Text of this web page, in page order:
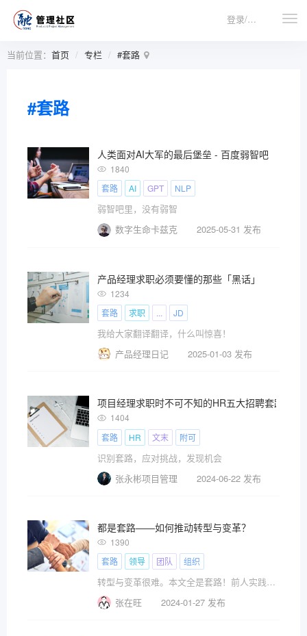
登录/注册
当前位置： 首页 专栏 #套路
#套路
人类面对AI大军的最后堡垒 - 百度弱智吧
1840
套路
AI GPT NLP
弱智吧里，没有弱智
数字生命卡兹克
2025-05-31 发布
产品经理求职必须要懂的那些「黑话」
1234
套路
求职 ... JD
我给大家翻译翻译，什么叫惊喜！
产品经理日记
2025-01-03 发布
项目经理求职时不可不知的HR五大招聘套路（文
1404
套路
HR 文末 附可
识别套路，应对挑战，发现机会
张永彬项目管理
2024-06-22 发布
都是套路——如何推动转型与变革？
1390
套路
领导 团队 组织
转型与变革很难。本文全是套路！前人实践总结出来的套路，可以让你少走一些弯路。
张在旺
2024-01-27 发布